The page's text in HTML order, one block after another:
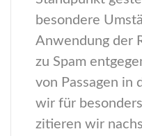
besondere
Anwendung der
zu Spam
von Passagen in
wir für
zitieren wir